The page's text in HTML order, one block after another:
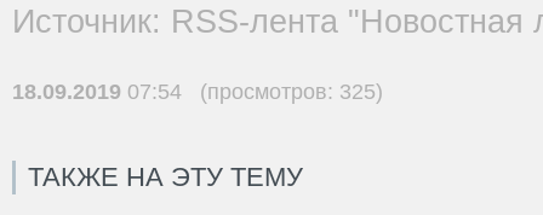
Источник: RSS-лента "Новостная
18.09.2019 07:54 (просмотров: 325)
ТАКЖЕ НА ЭТУ ТЕМУ